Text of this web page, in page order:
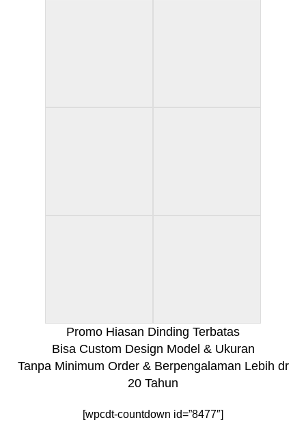
Promo Hiasan Dinding Terbatas
Bisa Custom Design Model & Ukuran
Tanpa Minimum Order & Berpengalaman Lebih dr
20 Tahun
[wpcdt-countdown id=”8477″]